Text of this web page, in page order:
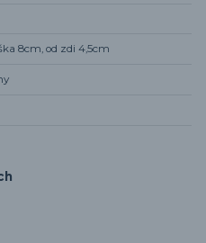
8cm, od zdi 4,5cm